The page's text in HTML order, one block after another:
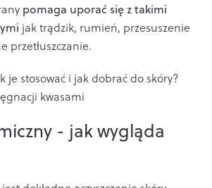
pomaga uporać się z takimi
jak trądzik, rumień, przesuszenie
przetłuszczanie.
je stosować i jak dobrać do skóry?
kwasami
- jak wygląda